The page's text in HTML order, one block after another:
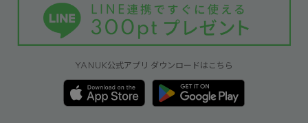
YANUK公式アプリ ダウンロードはこちら